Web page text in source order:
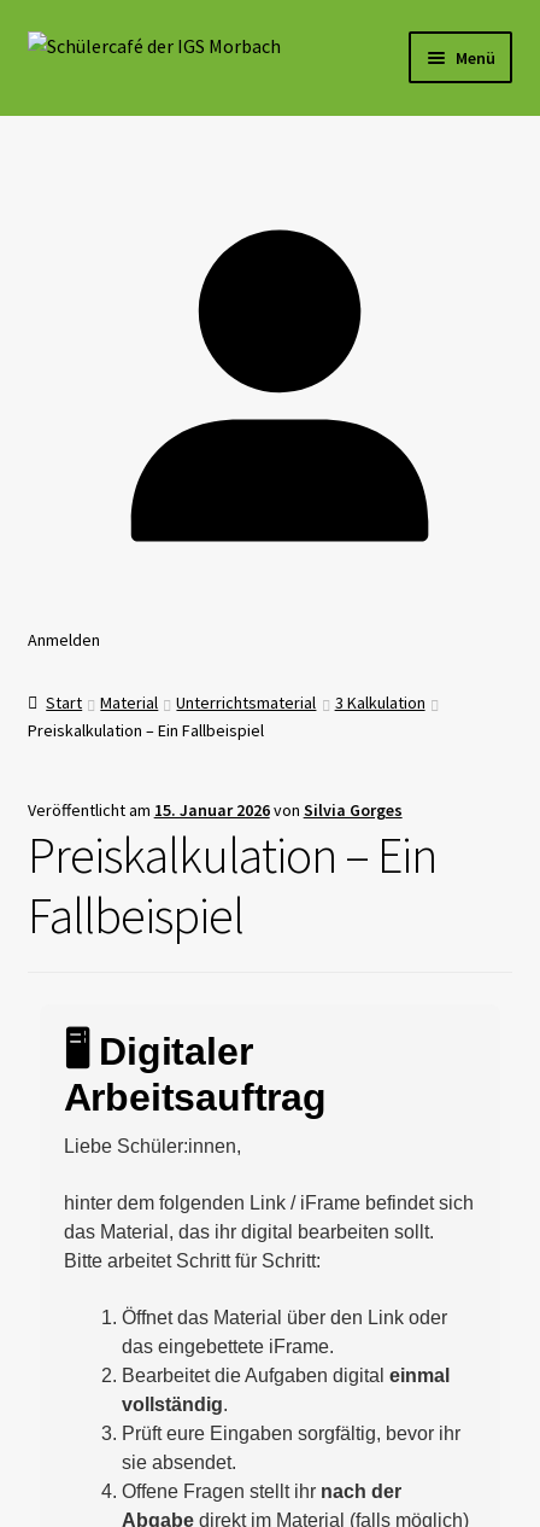
Menü
Aktuelles
Anmelden
Start Material Unterrichtsmaterial
3 Kalkulation
Preiskalkulation – Ein Fallbeispiel
Veröffentlicht am 15. Januar 2026von Silvia Gorges
Preiskalkulation – Ein
Fallbeispiel
🖥️ Digitaler
Arbeitsauftrag
Liebe Schüler:innen,
hinter dem folgenden Link / iFrame befindet sich
das Material, das ihr digital bearbeiten sollt.
Bitte arbeitet Schritt für Schritt:
Öffnet das Material über den Link oder
das eingebettete iFrame.
Bearbeitet die Aufgaben digital einmal
vollständig.
Prüft eure Eingaben sorgfältig, bevor ihr
sie absendet.
Offene Fragen stellt ihr nach der
Abgabedirekt im Material (falls möglich)